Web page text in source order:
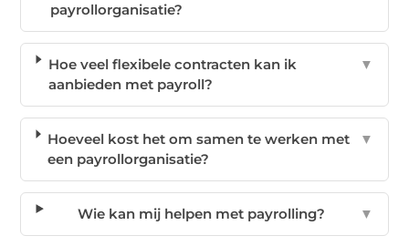
payrollorganisatie?
Hoe veel flexibele contracten kan ik
aanbieden met payroll?
▼
Hoeveel kost het om samen te werken met
een payrollorganisatie?
▼
Wie kan mij helpen met payrolling? ▼